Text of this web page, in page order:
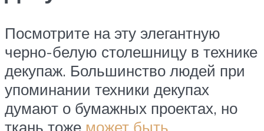
Посмотрите на эту элегантную
черно-белую столешницу в технике
декупаж. Большинство людей при
упоминании техники декупах
думают о бумажных проектах, но
ткань тоже может быть